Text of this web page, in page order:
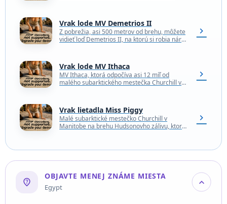
Vrak lode MV Demetrios II
Z pobrežia, asi 500 metrov od brehu, môžete
vidieť loď Demetrios II, na ktorú si robia nárok
chevron_right
Vrak lode MV Ithaca
MV Ithaca, ktorá odpočíva asi 12 míľ od
malého subarktického mestečka Churchill v
chevron_right
Vrak lietadla Miss Piggy
Malé subarktické mestečko Churchill v
Manitobe na brehu Hudsonovho zálivu, ktoré
chevron_right
not_listed_location
OBJAVTE MENEJ ZNÁME MIESTA
Egypt expand_more